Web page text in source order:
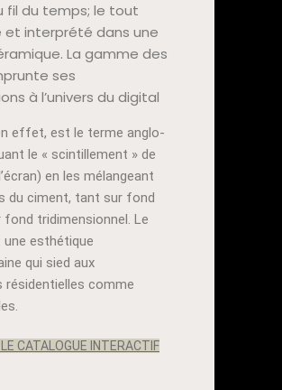
fil du temps; le tout
et interprété dans une
La gamme des
ses
à l’univers du digital
effet, est le terme anglo-
le « scintillement » de
en les mélangeant
du ciment, tant sur fond
fond tridimensionnel. Le
esthétique
qui sied aux
résidentielles comme
CATALOGUE INTERACTIF